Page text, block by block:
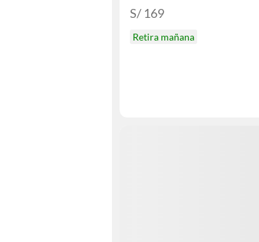
S/ 169
Retira mañana